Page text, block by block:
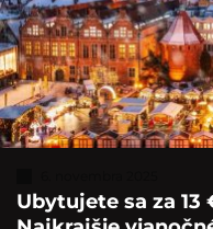
Ubytujete sa za 13